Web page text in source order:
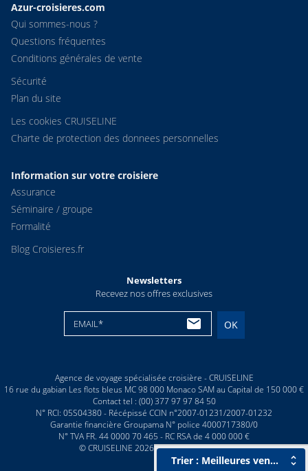
Trier : Meilleures ventes
Azur-croisieres.com
Qui sommes-nous ?
Questions fréquentes
Conditions générales de vente
Sécurité
Plan du site
Les cookies CRUISELINE
Charte de protection des donnees personnelles
Information sur votre croisiere
Assurance
Séminaire / groupe
Formalité
Blog Croisieres.fr
Newsletters
Recevez nos offres exclusives
EMAIL* OK
Agence de voyage spécialisée croisière - CRUISELINE
16 rue du gabian Les flots bleus MC 98 000 Monaco SAM au Capital de 150 000 €
Contact tel : (00) 377 97 97 84 50
N° RCI: 05S04380 - Récépissé CCIN n°2007-01231/2007-01232
Garantie financière Groupama N° police 4000717380/0
N° TVA FR. 44 0000 70 465 - RC RSA de 4 000 000 €
© CRUISELINE 2026 - all rights reserved